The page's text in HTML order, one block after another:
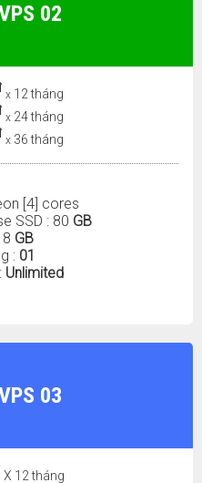
02
x12 tháng
x24 tháng
x36 tháng
[4] cores
SSD : 80 GB
GB
: 01
Unlimited
03
X 12 tháng